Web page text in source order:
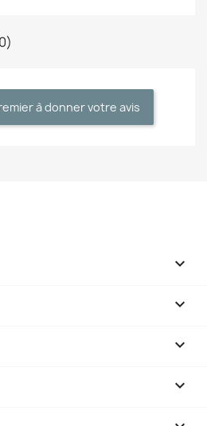
à donner votre avis



keyboard_arrow_down